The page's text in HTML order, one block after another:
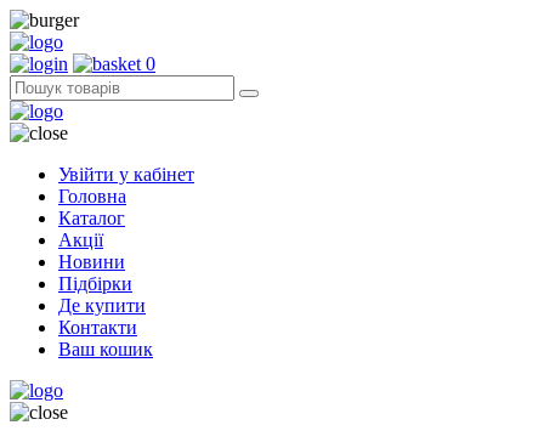
0
Увійти у кабінет
Головна
Каталог
Акції
Новини
Підбірки
Де купити
Контакти
Ваш кошик